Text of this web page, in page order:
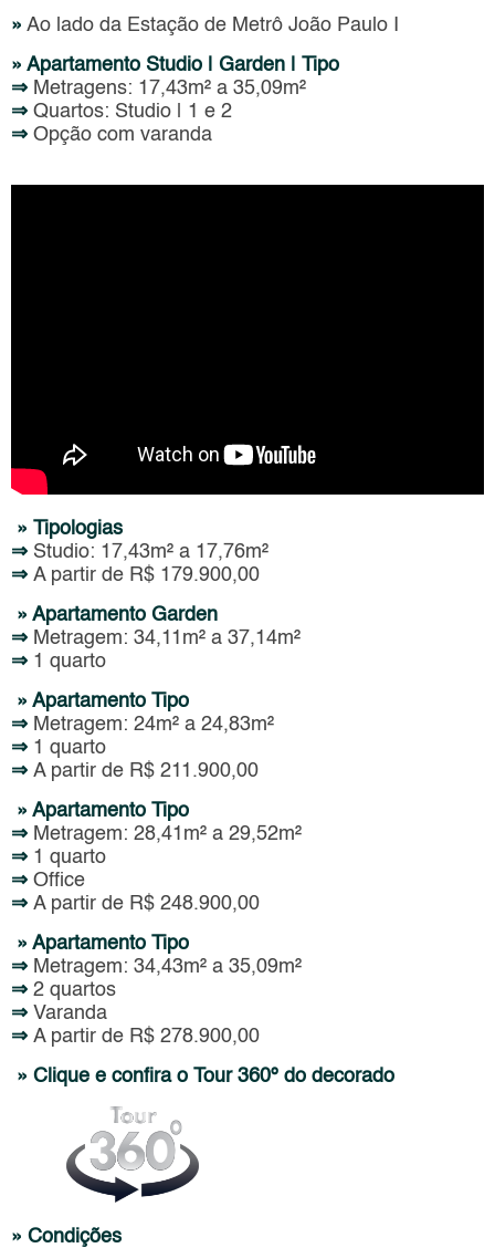
» Ao lado da Estação de Metrô João Paulo I
» Apartamento Studio | Garden | Tipo
⇒ Metragens: 17,43m² a 35,09m²
⇒ Quartos: Studio | 1 e 2
⇒ Opção com varanda
» Tipologias
⇒ Studio: 17,43m² a 17,76m²
⇒ A partir de R$ 179.900,00
» Apartamento Garden
⇒ Metragem: 34,11m² a 37,14m²
⇒ 1 quarto
» Apartamento Tipo
⇒ Metragem: 24m² a 24,83m²
⇒ 1 quarto
⇒ A partir de R$ 211.900,00
» Apartamento Tipo
⇒ Metragem: 28,41m² a 29,52m²
⇒ 1 quarto
⇒ Office
⇒ A partir de R$ 248.900,00
» Apartamento Tipo
⇒ Metragem: 34,43m² a 35,09m²
⇒ 2 quartos
⇒ Varanda
⇒ A partir de R$ 278.900,00
» Clique e confira o Tour 360º do decorado
» Condições